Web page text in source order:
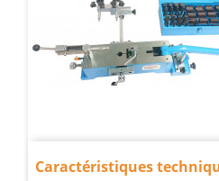
Caractéristiques